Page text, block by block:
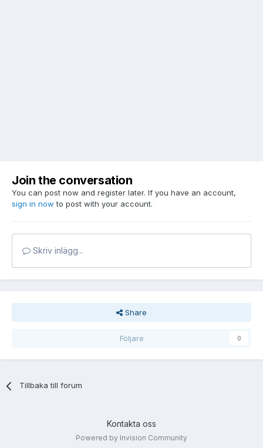
Join the conversation
You can post now and register later. If you have an account,
sign in now to post with your account.
Skriv inlägg...
Share
Följare 0
Tillbaka till forum
Kontakta oss
Powered by Invision Community